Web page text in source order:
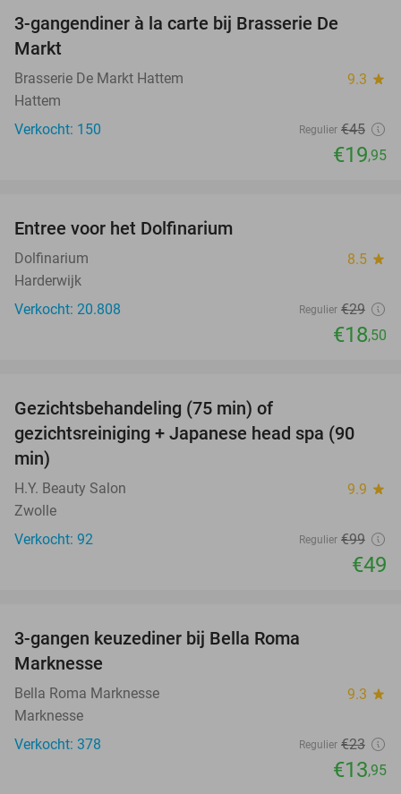
3-gangendiner à la carte bij Brasserie De
Markt
Brasserie De Markt Hattem 9.3 star
Hattem
Verkocht: 150
Regulier €45
€19,95
Entree voor het Dolfinarium
Dolfinarium 8.5 star
Harderwijk
Verkocht: 20.808
Regulier €29
€18,50
Gezichtsbehandeling (75 min) of
gezichtsreiniging + Japanese head spa (90
min)
H.Y. Beauty Salon 9.9 star
Zwolle
Verkocht: 92
Regulier €99
€49
3-gangen keuzediner bij Bella Roma
Marknesse
Bella Roma Marknesse 9.3 star
Marknesse
Verkocht: 378
Regulier €23
€13,95